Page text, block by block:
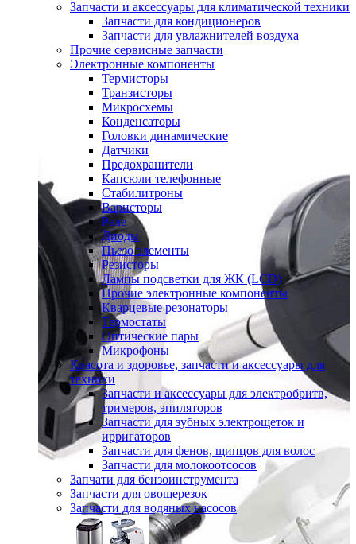
Запчасти и аксессуары для климатической техники
Запчасти для кондиционеров
Запчасти для увлажнителей воздуха
Прочие сервисные запчасти
Электронные компоненты
Термисторы
Транзисторы
Микросхемы
Конденсаторы
Головки динамические
Датчики
Предохранители
Капсюли телефонные
Стабилитроны
Варисторы
Реле
Диоды
Пьезо элементы
Резисторы
Лампы подсветки для ЖК (LCD)
Прочие электронные компоненты
Кварцевые резонаторы
Термостаты
Оптические пары
Микрофоны
Красота и здоровье, запчасти и аксессуары для
техники
Запчасти и аксессуары для электробритв,
тримеров, эпиляторов
Запчасти для зубных электрощеток и
ирригаторов
Запчасти для фенов, щипцов для волос
Запчасти для молокоотсосов
Запчати для бензоинструмента
Запчасти для овощерезок
Запчасти для водяных насосов